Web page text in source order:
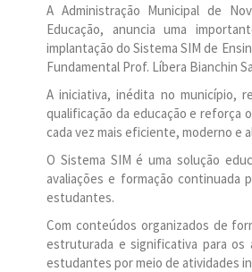
A Administração Municipal de
Educação, anuncia uma
implantação do Sistema SIM de
Fundamental Prof. Líbera Bianchin
A iniciativa, inédita no município,
qualificação da educação e reforça
cada vez mais eficiente, moderno e
O Sistema SIM é uma solução
avaliações e formação continuada
estudantes.
Com conteúdos organizados de
estruturada e significativa para os
estudantes por meio de atividades